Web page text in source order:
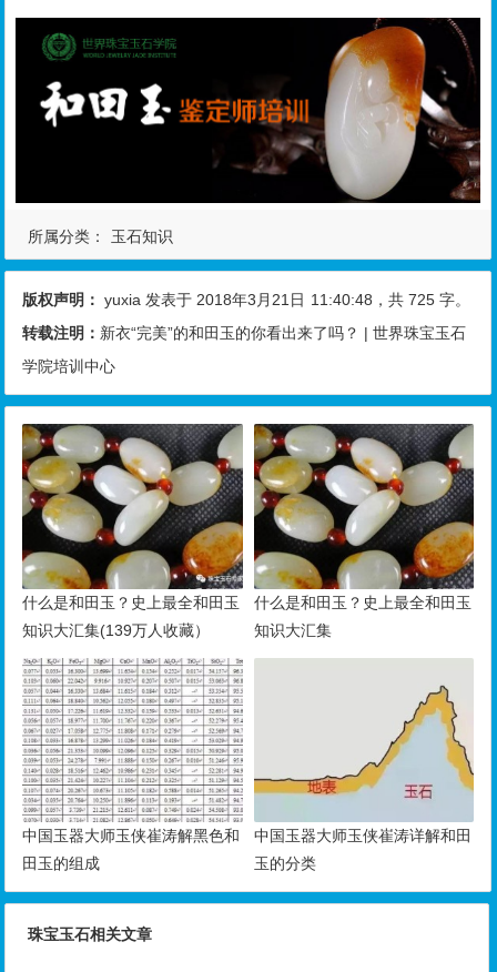
所属分类： 玉石知识
版权声明： yuxia 发表于 2018年3月21日 11:40:48 ，共 725 字。
转载注明： 新衣“完美”的和田玉的你看出来了吗？ | 世界珠宝玉石
学院培训中心
什么是和田玉？史上最全和田玉
知识大汇集(139万人收藏）
什么是和田玉？史上最全和田玉
知识大汇集
中国玉器大师玉侠崔涛解黑色和
田玉的组成
中国玉器大师玉侠崔涛详解和田
玉的分类
珠宝玉石相关文章